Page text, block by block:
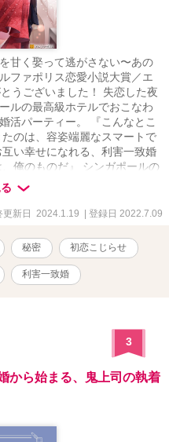
甘く娶って逃がさない〜あの
ファポリス恋愛小説大賞／エ
うございました！ 失恋した夜
ルの最高級ホテルでおこなわ
活パーティー。 『こんなとこ
のは、容姿端麗なスマートで
い幸せになれる、利害一致婚
俺のものだ』 シンガポールの
.⁠｡⁠*⁠♡ だけど、はじまった毎夜
があることを知って――。
害一致というのは、誰かの代
。 ■2022/7月 エタニティラン
※掲載中の番外編「さえちゃ
？」については、書籍化前に
レがあるかと思いますが、ご
更新日 2024.1.19 | 登録日 2022.7.09
秘密 初恋こじらせ
利害一致婚
3
から始まる、鬼上司の執着